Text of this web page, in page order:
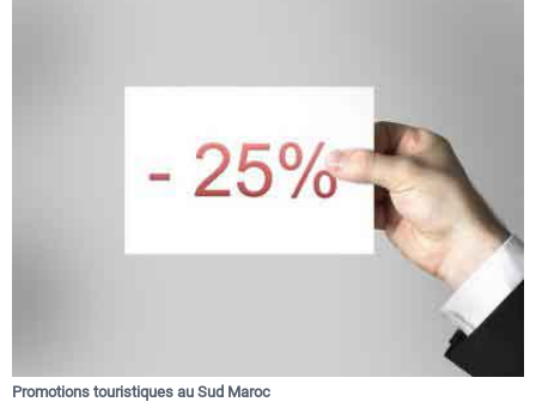
Promotions touristiques au Sud Maroc